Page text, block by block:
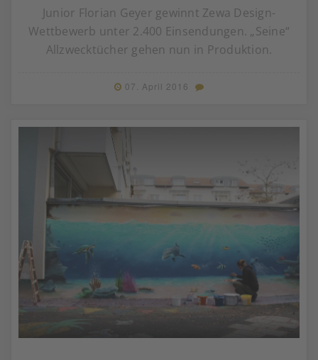
Junior Florian Geyer gewinnt Zewa Design-
Wettbewerb unter 2.400 Einsendungen. „Seine“
Allzwecktücher gehen nun in Produktion.
07. April 2016